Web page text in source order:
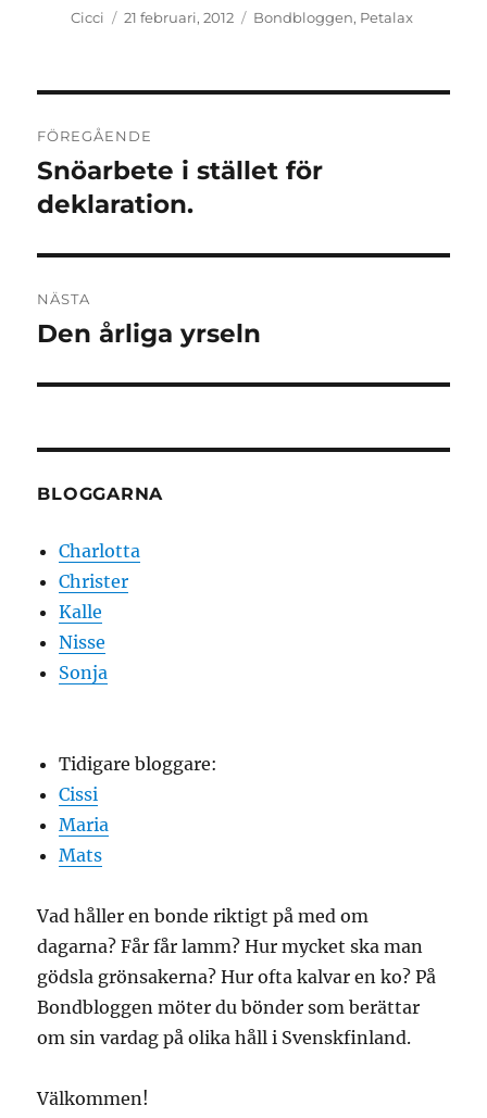
Författare
Cicci
Publicerat
21 februari, 2012 Kategorier
Bondbloggen, Petalax
FÖREGÅENDE
Föregående
inlägg:
Snöarbete i stället för
deklaration.
NÄSTA
Nästa
Den årliga yrseln
BLOGGARNA
Charlotta
Christer
Kalle
Nisse
Sonja
Tidigare bloggare:
Cissi
Maria
Mats
Vad håller en bonde riktigt på med om
dagarna? Får får lamm? Hur mycket ska man
gödsla grönsakerna? Hur ofta kalvar en ko? På
Bondbloggen möter du bönder som berättar
om sin vardag på olika håll i Svenskfinland.
Välkommen!